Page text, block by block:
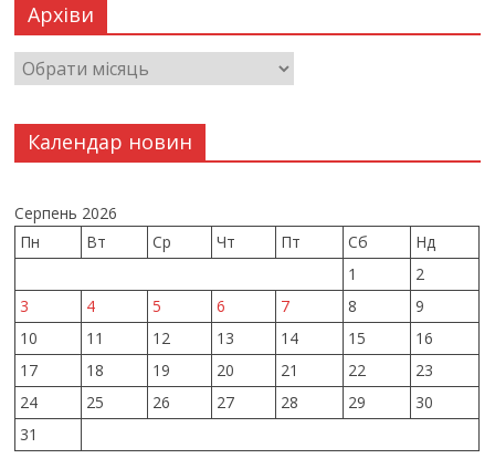
Архіви
Календар новин
Серпень 2026
Пн
Вт Ср Чт Пт Сб
Нд
1
2
3
4 5 6 7 8
9
10
11 12 13 14 15
16
17
18 19 20 21 22
23
24
25 26 27 28 29
30
31